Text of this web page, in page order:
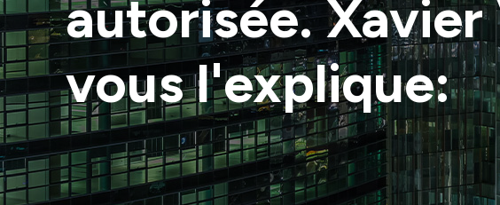
autorisée. Xavier
vous l'explique: